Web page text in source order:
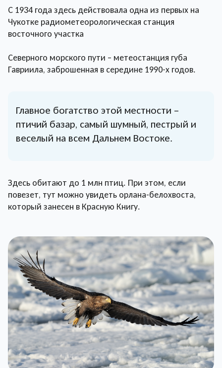
С 1934 года здесь действовала одна из первых на
Чукотке радиометеорологическая станция
восточного участка
Северного морского пути – метеостанция губа
Гавриила, заброшенная в середине 1990-х годов.
Главное богатство этой местности –
птичий базар, самый шумный, пестрый и
веселый на всем Дальнем Востоке.
Здесь обитают до 1 млн птиц. При этом, если
повезет, тут можно увидеть орлана-белохвоста,
который занесен в Красную Книгу.